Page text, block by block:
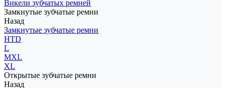
Викели зубчатых ремней
Замкнутые зубчатые ремни
Назад
Замкнутые зубчатые ремни
HTD
L
MXL
XL
Открытые зубчатые ремни
Назад